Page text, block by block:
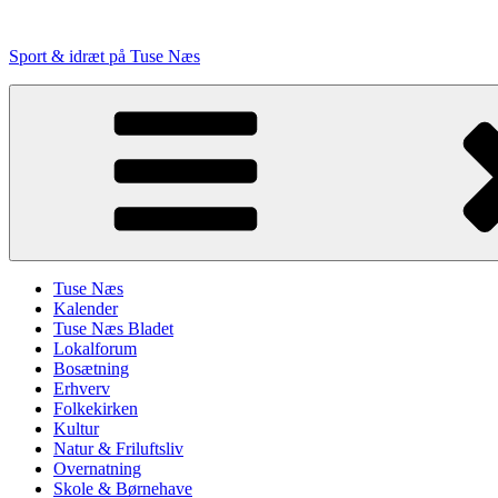
indhold
Sport & idræt på Tuse Næs
Tuse Næs
Kalender
Tuse Næs Bladet
Lokalforum
Bosætning
Erhverv
Folkekirken
Kultur
Natur & Friluftsliv
Overnatning
Skole & Børnehave